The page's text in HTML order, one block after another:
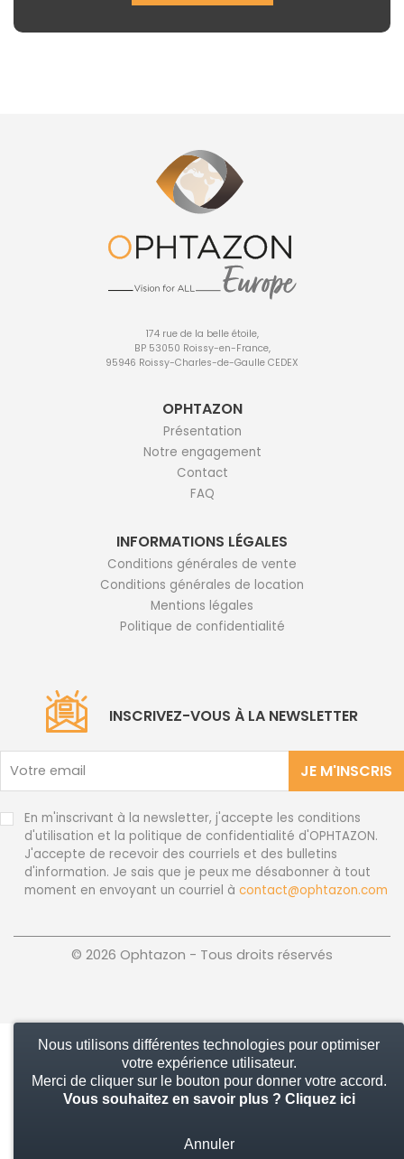
174 rue de la belle étoile,
BP 53050 Roissy-en-France,
95946 Roissy-Charles-de-Gaulle CEDEX
OPHTAZON
Présentation
Notre engagement
Contact
FAQ
INFORMATIONS LÉGALES
Conditions générales de vente
Conditions générales de location
Mentions légales
Politique de confidentialité
INSCRIVEZ-VOUS À LA NEWSLETTER
JE M'INSCRIS
En m'inscrivant à la newsletter, j'accepte les conditions
d'utilisation et la politique de confidentialité d'OPHTAZON.
J'accepte de recevoir des courriels et des bulletins
d'information. Je sais que je peux me désabonner à tout
moment en envoyant un courriel à contact@ophtazon.com
© 2026 Ophtazon - Tous droits réservés
Nous utilisons différentes technologies pour optimiser
votre expérience utilisateur.
Merci de cliquer sur le bouton pour donner votre accord.
Vous souhaitez en savoir plus ? Cliquez ici
Annuler